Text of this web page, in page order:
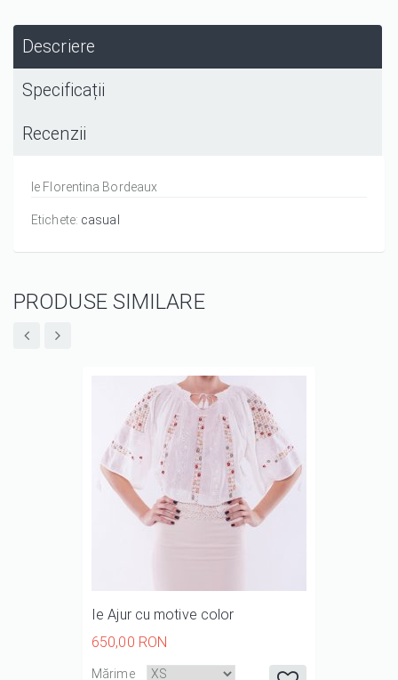
Descriere
Specificații
Recenzii
Ie Florentina Bordeaux
Etichete: casual
PRODUSE SIMILARE
Ie Ajur cu motive color
650,00 RON
it
it
it
Mărime